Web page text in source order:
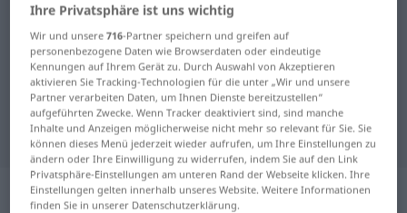
Deutsch-Portugiesisch
Übersetzung für "Ausdruck"
"Ausdruck" Portugiesisch
Übersetzung
„Ausdruck“: Maskulinum
Ihre Privatsphäre ist uns wichtig
Wir und unsere716-Partner speichern und greifen auf
personenbezogene Daten wie Browserdaten oder eindeutige
Kennungen auf Ihrem Gerät zu. Durch Auswahl von Akzeptieren
aktivieren Sie Tracking-Technologien für die unter „Wir und unsere
Partner verarbeiten Daten, um Ihnen Dienste bereitzustellen“
aufgeführten Zwecke. Wenn Tracker deaktiviert sind, sind manche
Inhalte und Anzeigen möglicherweise nicht mehr so relevant für Sie. Sie
können dieses Menü jederzeit wieder aufrufen, um Ihre Einstellungen zu
ändern oder Ihre Einwilligung zu widerrufen, indem Sie auf den Link
Privatsphäre-Einstellungen am unteren Rand der Webseite klicken. Ihre
Einstellungen gelten innerhalb unseres Website. Weitere Informationen
finden Sie in unserer Datenschutzerklärung.